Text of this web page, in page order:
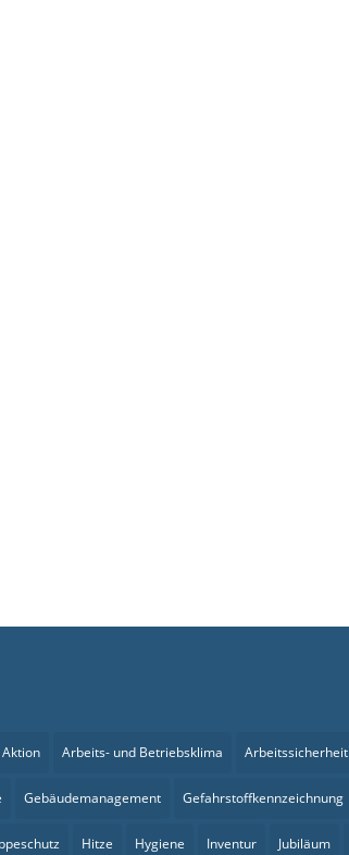
Aktion Arbeits- und Betriebsklima Arbeitssicherheit
Gebäudemanagement Gefahrstoffkennzeichnung
Hitze Hygiene Inventur Jubiläum